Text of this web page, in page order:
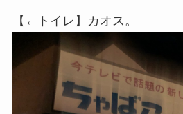
【←トイレ】カオス。